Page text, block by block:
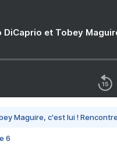
DiCaprio et Tobey
Maguire, c'est lui !
6